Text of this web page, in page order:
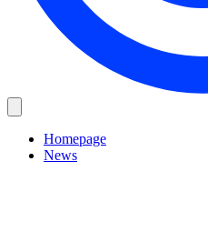
Homepage
News